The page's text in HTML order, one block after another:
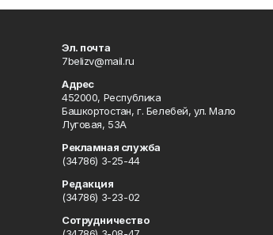
Эл. почта
7belizv@mail.ru
Адрес
452000, Республика
Башкортостан, г. Белебей, ул. Мало
Луговая, 53А
Рекламная служба
(34786) 3-25-44
Редакция
(34786) 3-23-02
Сотрудничество